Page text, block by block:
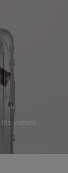
valises